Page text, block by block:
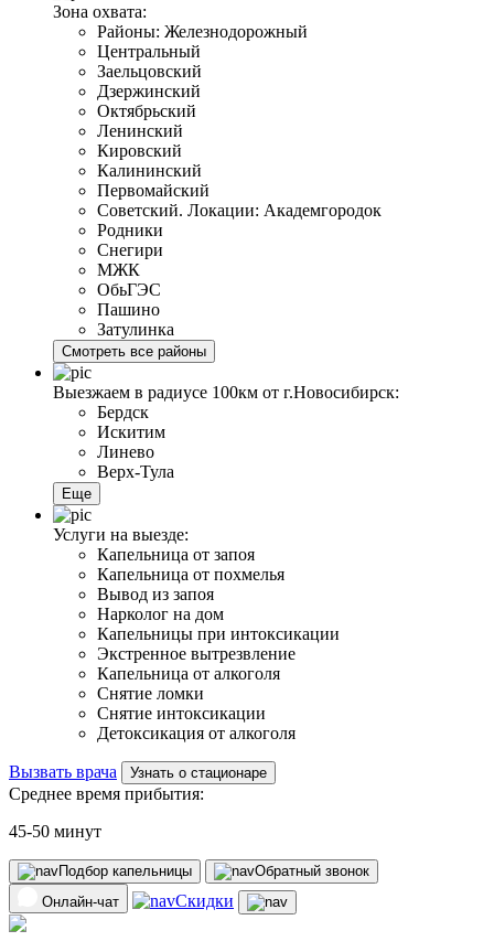
Зона охвата:
Районы: Железнодорожный
Центральный
Заельцовский
Дзержинский
Октябрьский
Ленинский
Кировский
Калининский
Первомайский
Советский. Локации: Академгородок
Родники
Снегири
МЖК
ОбьГЭС
Пашино
Затулинка
Смотреть все районы
Выезжаем в радиусе 100км от г.Новосибирск:
Бердск
Искитим
Линево
Верх-Тула
Еще
Услуги на выезде:
Капельница от запоя
Капельница от похмелья
Вывод из запоя
Нарколог на дом
Капельницы при интоксикации
Экстренное вытрезвление
Капельница от алкоголя
Снятие ломки
Снятие интоксикации
Детоксикация от алкоголя
Вызвать врача Узнать о стационаре
Среднее время прибытия:
45-50 минут
Подбор капельницы
Обратный звонок
Онлайн-чат
Скидки